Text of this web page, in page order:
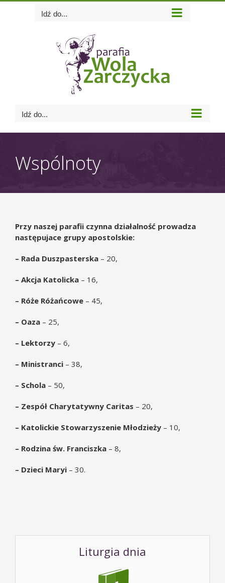
Idź do...
Idź do...
Wspólnoty
Przy naszej parafii czynna działalność prowadza
następujace grupy apostolskie:
– Rada Duszpasterska – 20,
– Akcja Katolicka – 16,
– Róże Różańcowe – 45,
– Oaza – 25,
– Lektorzy – 6,
– Ministranci – 38,
– Schola – 50,
– Zespół Charytatywny Caritas – 20,
– Katolickie Stowarzyszenie Młodzieży – 10,
– Rodzina św. Franciszka – 8,
– Dzieci Maryi – 30.
Liturgia dnia